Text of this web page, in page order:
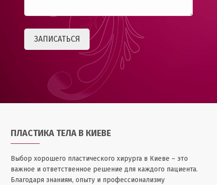
ПЛАСТИКА ТЕЛА В КИЕВЕ
Выбор хорошего пластического хирурга в Киеве – это
важное и ответственное решение для каждого пациента.
Благодаря знаниям, опыту и профессионализму